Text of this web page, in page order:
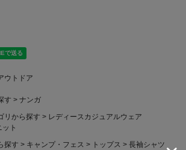
ウトドア
す
ナンガ
リから探す
レディースカジュアルウェア
ト
探す キャンプ・フェス トップス
長袖シャツ